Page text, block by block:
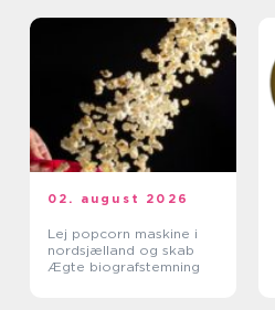
02. august 2026
Lej popcorn maskine i
nordsjælland og skab
Ægte biografstemning